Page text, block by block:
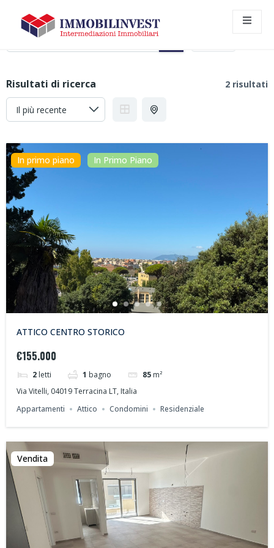
RISULTATI DI RICERCA
Risultati di ricerca 2 risultati
In primo piano In Primo Piano
ATTICO CENTRO STORICO
€155.000
2 letti 1 bagno 85 m²
Via Vitelli, 04019 Terracina LT, Italia
Appartamenti
Attico Condomini Residenziale
Vendita